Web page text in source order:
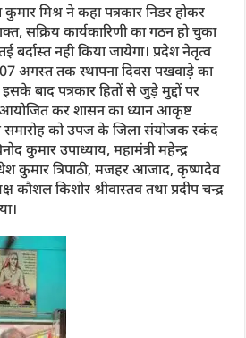
मिश्र ने कहा पत्रकार निडर होकर
सक्रिय कार्यकारिणी का गठन हो चुका
बर्दास्त नही किया जायेगा। प्रदेश नेतृत्व
अगस्त तक स्थापना दिवस पखवाड़े का
बाद पत्रकार हितों से जुड़े मुद्दों पर
आयोजित कर शासन का ध्यान आकृष्ट
समारोह को उपज के जिला संयोजक स्कंद
कुमार उपाध्याय, महामंत्री महेन्द्र
कुमार त्रिपाठी, मजहर आजाद, कृष्णदेव
कौशल किशोर श्रीवास्तव तथा प्रदीप चन्द्र